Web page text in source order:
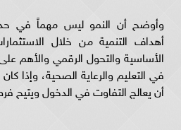
وأوضح أن ⁠النمو ليس مهماً في
أهداف التنمية من خلال
الأساسية والتحول الرقمي والأهم
في التعليم والرعاية الصحية، وإذا
أن يعالج التفاوت في الدخول ويتيح